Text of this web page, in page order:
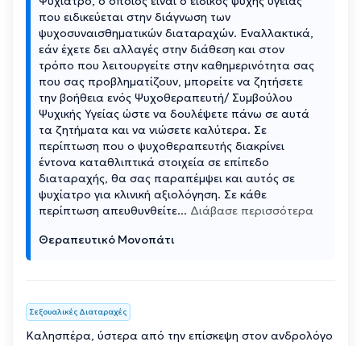
που ειδικεύεται στην διάγνωση των
ψυχοσυναισθηματικών διαταραχών. Εναλλακτικά,
εάν έχετε δει αλλαγές στην διάθεση και στον
τρόπο που λειτουργείτε στην καθημερινότητα σας
που σας προβληματίζουν, μπορείτε να ζητήσετε
την βοήθεια ενός Ψυχοθεραπευτή/ Συμβούλου
Ψυχικής Υγείας ώστε να δουλέψετε πάνω σε αυτά
τα ζητήματα και να νιώσετε καλύτερα. Σε
περίπτωση που ο ψυχοθεραπευτής διακρίνει
έντονα καταθλιπτικά στοιχεία σε επίπεδο
διαταραχής, θα σας παραπέμψει και αυτός σε
ψυχίατρο για κλινική αξιολόγηση. Σε κάθε
περίπτωση απευθυνθείτε... Διάβασε περισσότερα
Θεραπευτικό Μονοπάτι
Σεξουαλικές Διαταραχές
Καλησπέρα, ύστερα από την επίσκεψη στον ανδρολόγο